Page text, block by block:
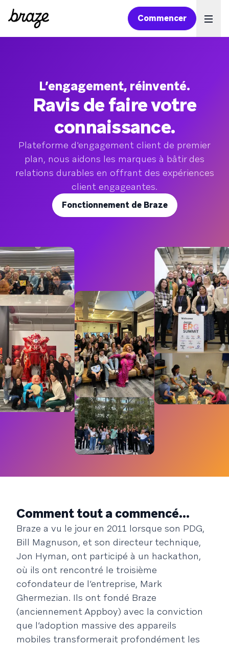
Commencer
L’engagement, réinventé.
Ravis de faire votre
connaissance.
Plateforme d'engagement client de premier
plan, nous aidons les marques à bâtir des
relations durables en offrant des expériences
client engageantes.
Fonctionnement de Braze
Comment tout a commencé...
Braze a vu le jour en 2011 lorsque son PDG,
Bill Magnuson, et son directeur technique,
Jon Hyman, ont participé à un hackathon,
où ils ont rencontré le troisième
cofondateur de l’entreprise, Mark
Ghermezian. Ils ont fondé Braze
(anciennement Appboy) avec la conviction
que l’adoption massive des appareils
mobiles transformerait profondément les